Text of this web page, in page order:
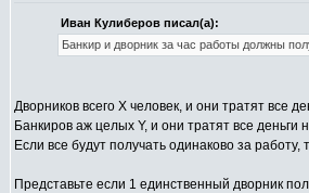
Иван Кулиберов писал(а):
Банкир и дворник за час работы должны
Дворников всего X человек, и они тратят все
Банкиров аж целых Y, и они тратят все деньги
Если все будут получать одинаково за работу,
Представьте если 1 единственный дворник